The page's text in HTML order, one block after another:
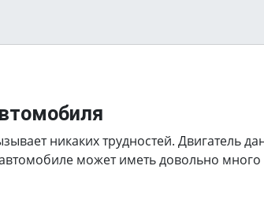
никаких трудностей. Двигатель
может иметь довольно много